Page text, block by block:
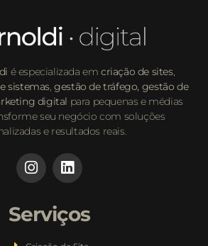
é especializada em criação de sites,
sistemas ,gestão de tráfego, gestão de
digital para pequenas e médias
seu negócio com soluções
e resultados reais.
Serviços